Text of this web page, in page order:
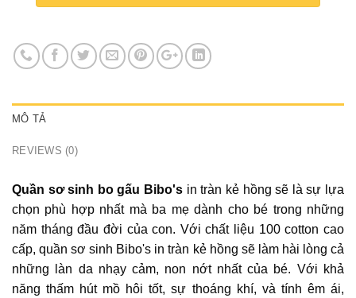
MÔ TẢ
REVIEWS (0)
Quần sơ sinh bo gấu Bibo's in tràn kẻ hồng sẽ là sự lựa
chọn phù hợp nhất mà ba mẹ dành cho bé trong những
năm tháng đầu đời của con. Với chất liệu 100 cotton cao
cấp, quần sơ sinh Bibo's in tràn kẻ hồng sẽ làm hài lòng cả
những làn da nhạy cảm, non nớt nhất của bé. Với khả
năng thấm hút mồ hôi tốt, sự thoáng khí, và tính êm ái,